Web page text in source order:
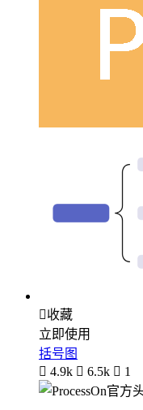
收藏
立即使用
括号图
 4.9k  6.5k  1